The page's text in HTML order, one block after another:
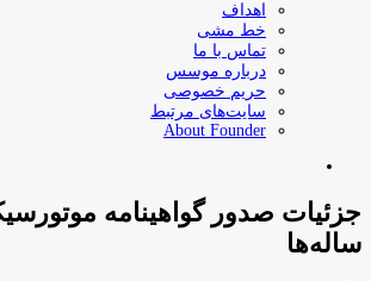
اهداف
خط مشی
تماس با ما
درباره موسس
حریم خصوصی
سایت‌های مرتبط
About Founder
ساله‌ها